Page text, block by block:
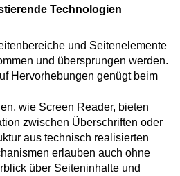
Technologien
und Seitenelemente
und übersprungen werden.
Hervorhebungen genügt beim
wie Screen Reader, bieten
zwischen Überschriften oder
aus technisch realisierten
erlauben auch ohne
über Seiteninhalte und